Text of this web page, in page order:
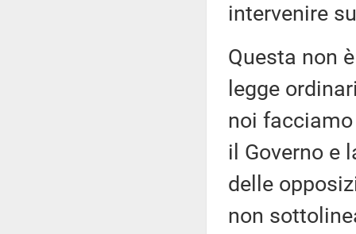
intervenire
Questa non
legge
noi
il Governo e
delle
non